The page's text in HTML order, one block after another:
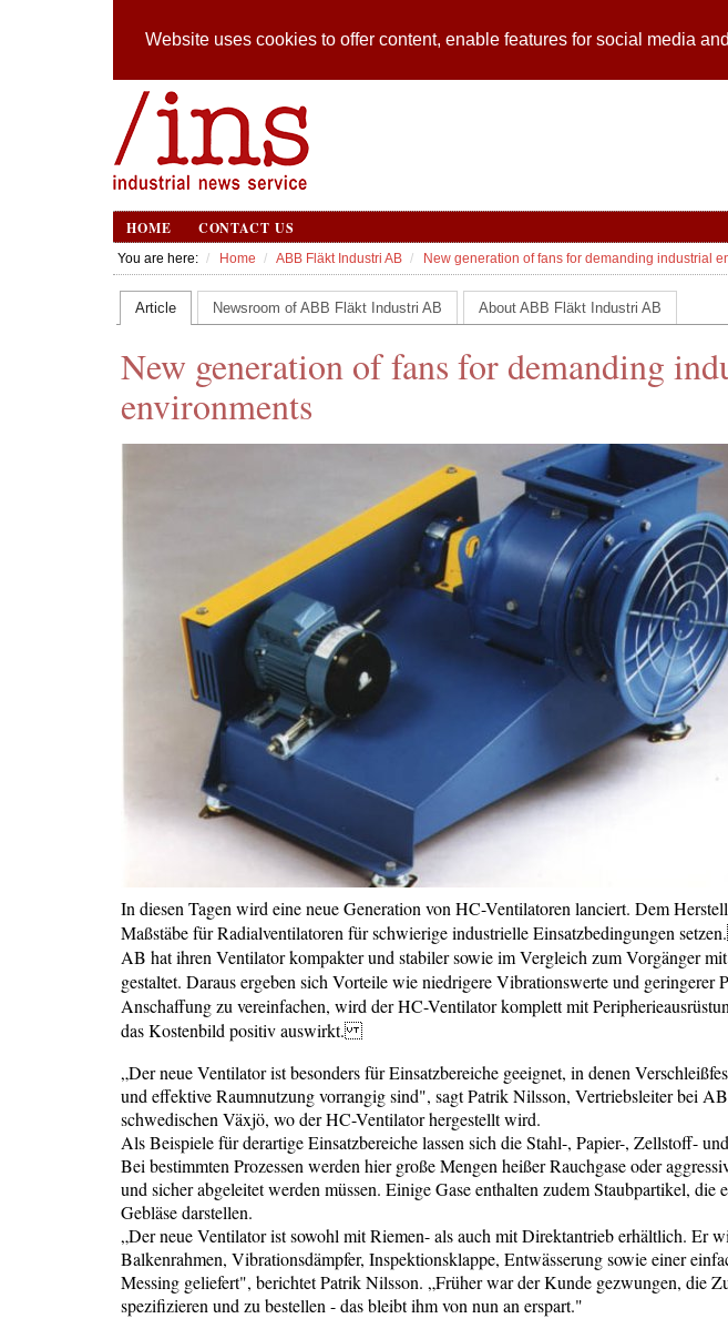
Website uses cookies to offer content, enable features for social media
HOME CONTACT US
You are here: Home ABB Fläkt Industri AB New generation of fans for demanding industrial
Article Newsroom of ABB Fläkt Industri AB About ABB Fläkt Industri AB
New generation of fans for demanding
environments
In diesen Tagen wird eine neue Generation von HC-Ventilatoren lanciert. Dem
Maßstäbe für Radialventilatoren für schwierige industrielle Einsatzbedingungen
AB hat ihren Ventilator kompakter und stabiler sowie im Vergleich zum Vorgänger
gestaltet. Daraus ergeben sich Vorteile wie niedrigere Vibrationswerte und
Anschaffung zu vereinfachen, wird der HC-Ventilator komplett mit
das Kostenbild positiv auswirkt.
„Der neue Ventilator ist besonders für Einsatzbereiche geeignet, in denen
und effektive Raumnutzung vorrangig sind", sagt Patrik Nilsson, Vertriebsleiter bei
schwedischen Växjö, wo der HC-Ventilator hergestellt wird.
Als Beispiele für derartige Einsatzbereiche lassen sich die Stahl-, Papier-, Zellstoff-
Bei bestimmten Prozessen werden hier große Mengen heißer Rauchgase oder
und sicher abgeleitet werden müssen. Einige Gase enthalten zudem Staubpartikel, die
Gebläse darstellen.
„Der neue Ventilator ist sowohl mit Riemen- als auch mit Direktantrieb erhältlich. Er
Balkenrahmen, Vibrationsdämpfer, Inspektionsklappe, Entwässerung sowie einer
Messing geliefert", berichtet Patrik Nilsson. „Früher war der Kunde gezwungen, die
spezifizieren und zu bestellen - das bleibt ihm von nun an erspart."